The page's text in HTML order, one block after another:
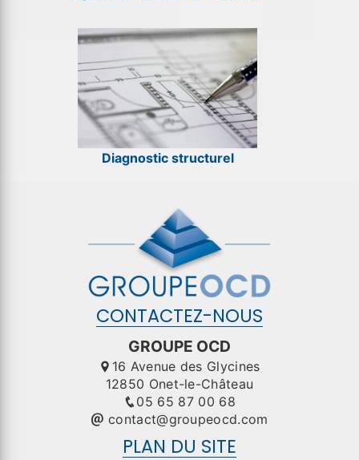
Diagnostic structurel
CONTACTEZ-NOUS
GROUPE OCD
16 Avenue des Glycines
12850 Onet-le-Château
05 65 87 00 68
contact@groupeocd.com
PLAN DU SITE